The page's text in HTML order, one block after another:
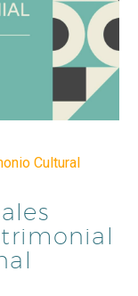
Cultural